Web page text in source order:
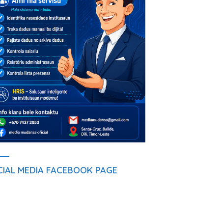
MEDIA FACEBOOK PAGE